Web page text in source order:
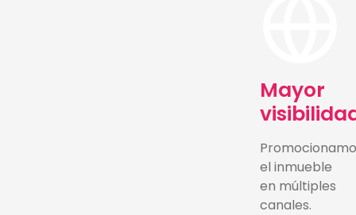
Mayor
el inmueble
en múltiples
canales.